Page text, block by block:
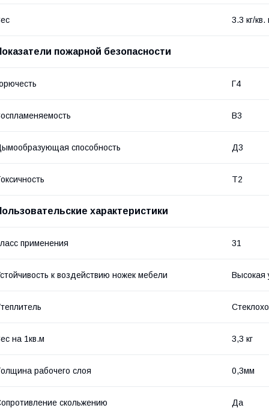
3.3 кг/кв.
пожарной безопасности
Г4
В3
способность Д3
Т2
характеристики
применения 31
к воздействию ножек мебели Высокая
на 1кв.м 3,3 кг
рабочего слоя 0,3мм
скольжению Да